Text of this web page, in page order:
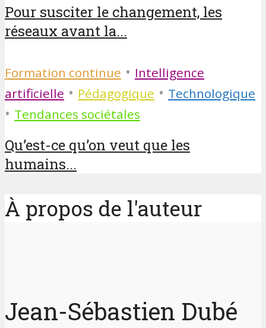
Pour susciter le changement, les
réseaux avant la...
Formation continue • Intelligence
artificielle • Pédagogique • Technologique
• Tendances sociétales
Qu’est-ce qu’on veut que les
humains...
À propos de l'auteur
Jean-Sébastien Dubé